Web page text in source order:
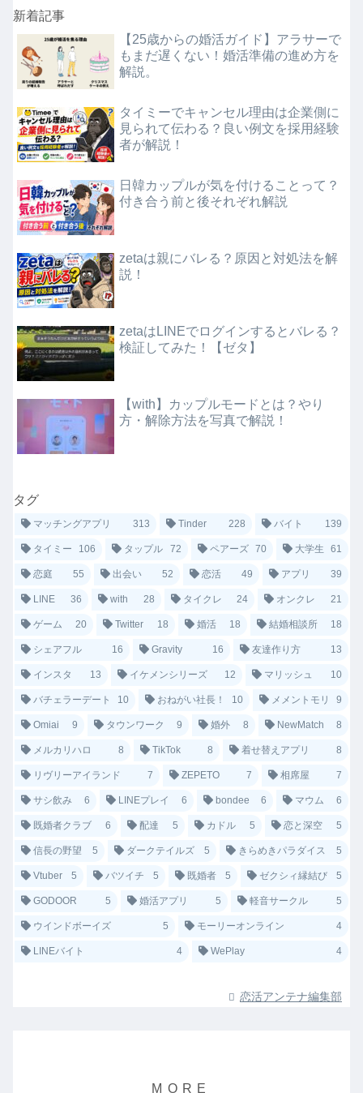
新着記事
【25歳からの婚活ガイド】アラサーで
もまだ遅くない！婚活準備の進め方を
解説。
タイミーでキャンセル理由は企業側に
見られて伝わる？良い例文を採用経験
者が解説！
日韓カップルが気を付けることって？
付き合う前と後それぞれ解説
zetaは親にバレる？原因と対処法を解
説！
zetaはLINEでログインするとバレる？
検証してみた！【ゼタ】
【with】カップルモードとは？やり
方・解除方法を写真で解説！
タグ
マッチングアプリ 313 Tinder 228 バイト 139
タイミー 106 タップル 72 ペアーズ 70 大学生 61
恋庭 55 出会い 52 恋活 49 アプリ 39
LINE 36 with 28 タイクレ 24 オンクレ 21
ゲーム 20 Twitter 18 婚活 18 結婚相談所 18
シェアフル 16 Gravity 16 友達作り方 13
インスタ 13 イケメンシリーズ 12 マリッシュ 10
バチェラーデート 10 おねがい社長！ 10 メメントモリ 9
Omiai 9 タウンワーク 9 婚外 8 NewMatch 8
メルカリハロ 8 TikTok 8 着せ替えアプリ 8
リヴリーアイランド 7 ZEPETO 7 相席屋 7
サシ飲み 6 LINEプレイ 6 bondee 6 マウム 6
既婚者クラブ 6 配達 5 カドル 5 恋と深空 5
信長の野望 5 ダークテイルズ 5 きらめきパラダイス 5
Vtuber 5 バツイチ 5 既婚者 5 ゼクシィ縁結び 5
GODOOR 5 婚活アプリ 5 軽音サークル 5
ウインドボーイズ 5 モーリーオンライン 4
LINEバイト 4 WePlay 4
恋活アンテナ編集部